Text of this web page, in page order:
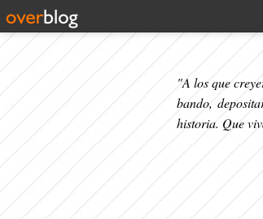
"A los que
bando,
historia. Que